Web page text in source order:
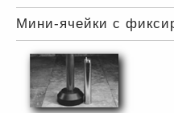
Мини-ячейки с